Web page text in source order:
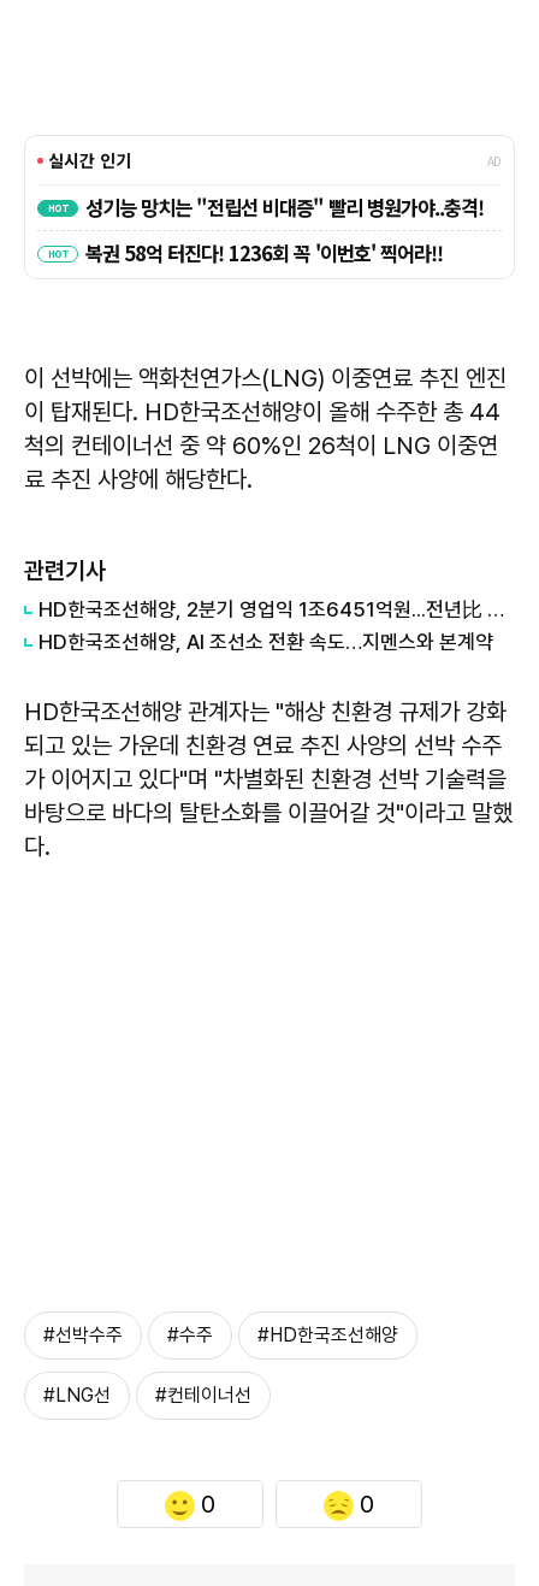
이 선박에는 액화천연가스(LNG) 이중연료 추진 엔진
이 탑재된다. HD한국조선해양이 올해 수주한 총 44
척의 컨테이너선 중 약 60%인 26척이 LNG 이중연
료 추진 사양에 해당한다.
관련기사
HD한국조선해양, 2분기 영업익 1조6451억원...전년比 72.5%↑
HD한국조선해양, AI 조선소 전환 속도…지멘스와 본계약
HD한국조선해양 관계자는 "해상 친환경 규제가 강화
되고 있는 가운데 친환경 연료 추진 사양의 선박 수주
가 이어지고 있다"며 "차별화된 친환경 선박 기술력을
바탕으로 바다의 탈탄소화를 이끌어갈 것"이라고 말했
다.
#선박수주 #수주 #HD한국조선해양
#LNG선 #컨테이너선
0 0